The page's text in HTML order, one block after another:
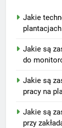
Jakie
Jakie są
do
Jakie są
pracy na
Jakie są
przy